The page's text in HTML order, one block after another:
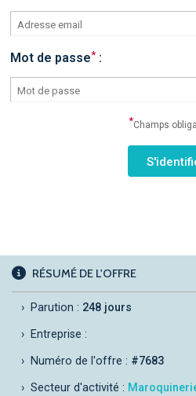
Mot de passe*:
*Champs
RÉSUMÉ DE L'OFFRE
Parution : 248 jours
Entreprise :
Numéro de l'offre : #7683
Secteur d'activité :